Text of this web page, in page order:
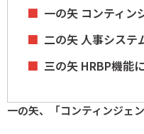
一の矢 コンティン
二の矢 人事システ
三の矢 HRBP機能
一の矢、「コンティンジェ